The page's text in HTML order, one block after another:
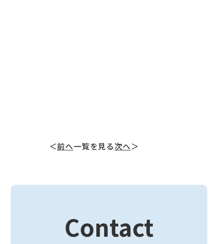
＜前へ一覧を見る次へ＞
Contact